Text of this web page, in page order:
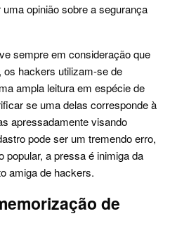
opinião sobre a segurança
sempre em consideração que
os hackers utilizam-se de
ampla leitura em espécie de
se uma delas corresponde à
apressadamente visando
pode ser um tremendo erro,
popular, a pressa é inimiga da
amiga de hackers.
de